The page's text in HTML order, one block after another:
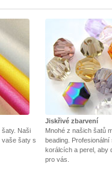
Naši
vaše šaty s
Jiskřivé zbarvení
Mnohé z našich šatů
beading.
korálcích a perel, aby
pro vás.